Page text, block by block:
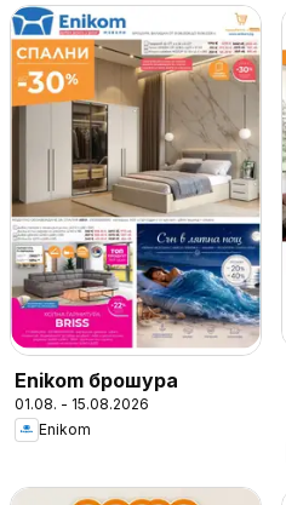
Enikom брошура
01.08. - 15.08.2026
Enikom